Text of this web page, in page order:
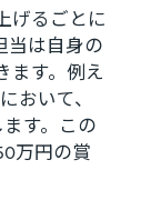
げるごとに
当は自身の
ます。例え
おいて、
す。この
万円の賞